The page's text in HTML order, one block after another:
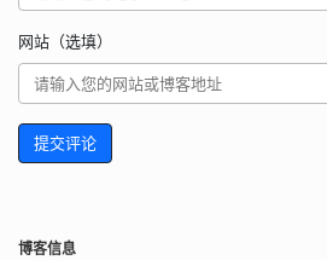
网站（选填）
提交评论
博客信息